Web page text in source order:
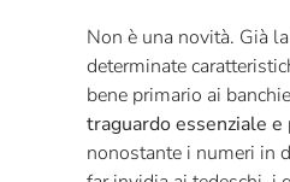
Non è una novità. Già
determinate
bene primario ai
traguardo essenziale
nonostante i numeri in